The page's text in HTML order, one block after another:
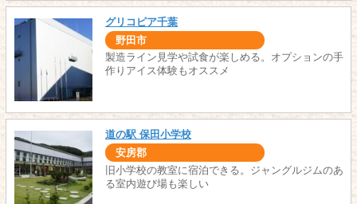
グリコピア千葉
野田市
製造ライン見学や試食が楽しめる。オプションの手
作りアイス体験もオススメ
道の駅 保田小学校
安房郡
旧小学校の教室に宿泊できる。ジャングルジムのあ
る室内遊び場も楽しい